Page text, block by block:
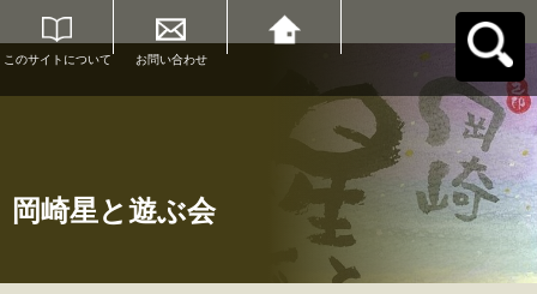
このサイトについて お問い合わせ
岡崎星と遊ぶ会